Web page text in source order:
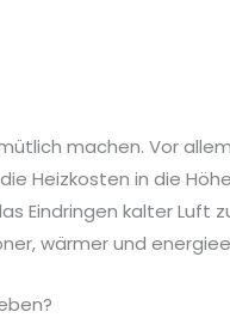
machen. Vor
Heizkosten in die
Eindringen kalter Luft
wärmer und